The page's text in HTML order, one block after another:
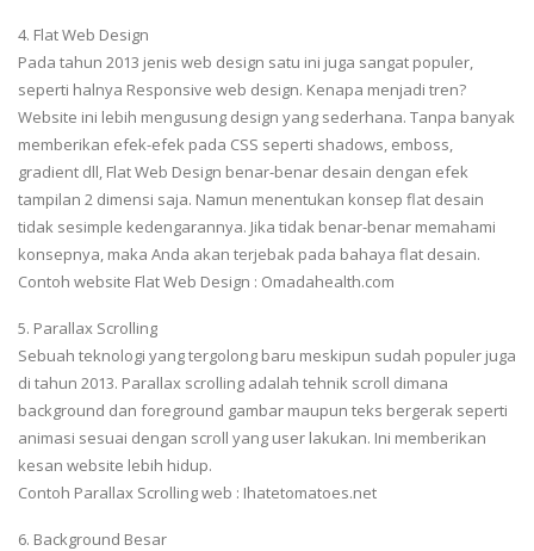
4. Flat Web Design
Pada tahun 2013 jenis web design satu ini juga sangat populer,
seperti halnya Responsive web design. Kenapa menjadi tren?
Website ini lebih mengusung design yang sederhana. Tanpa banyak
memberikan efek-efek pada CSS seperti shadows, emboss,
gradient dll, Flat Web Design benar-benar desain dengan efek
tampilan 2 dimensi saja. Namun menentukan konsep flat desain
tidak sesimple kedengarannya. Jika tidak benar-benar memahami
konsepnya, maka Anda akan terjebak pada bahaya flat desain.
Contoh website Flat Web Design : Omadahealth.com
5. Parallax Scrolling
Sebuah teknologi yang tergolong baru meskipun sudah populer juga
di tahun 2013. Parallax scrolling adalah tehnik scroll dimana
background dan foreground gambar maupun teks bergerak seperti
animasi sesuai dengan scroll yang user lakukan. Ini memberikan
kesan website lebih hidup.
Contoh Parallax Scrolling web : Ihatetomatoes.net
6. Background Besar